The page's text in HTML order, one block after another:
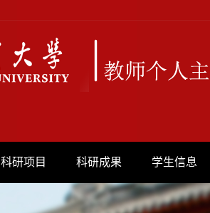
科研项目 科研成果 学生信息